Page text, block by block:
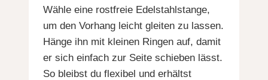
Wähle eine rostfreie Edelstahlstange,
um den Vorhang leicht gleiten zu lassen.
Hänge ihn mit kleinen Ringen auf, damit
er sich einfach zur Seite schieben lässt.
So bleibst du flexibel und erhältst